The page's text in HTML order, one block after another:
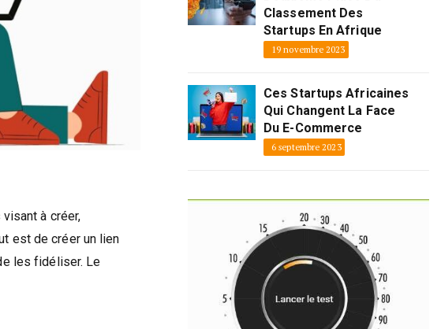
à créer,
est de créer un lien
les fidéliser. Le
Classement Des
Startups En Afrique
19 novembre 2023
Ces Startups Africaines
Qui Changent La Face
Du E-Commerce
6 septembre 2023